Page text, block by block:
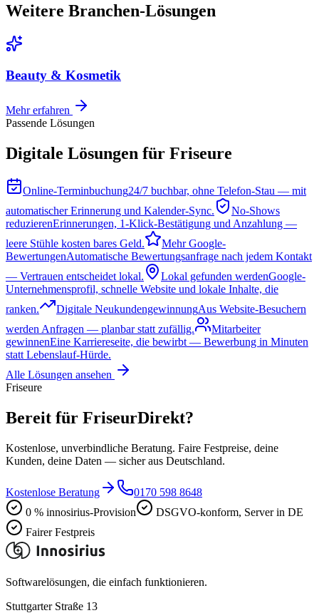
Weitere Branchen-Lösungen
Beauty & Kosmetik
Mehr erfahren
Passende Lösungen
Digitale Lösungen für Friseure
Online-Terminbuchung24/7 buchbar, ohne Telefon-Stau — mit
automatischer Erinnerung und Kalender-Sync.
No-Shows
reduzierenErinnerungen, 1-Klick-Bestätigung und Anzahlung —
leere Stühle kosten bares Geld.
Mehr Google-
BewertungenAutomatische Bewertungsanfrage nach jedem Kontakt
— Vertrauen entscheidet lokal.
Lokal gefunden werdenGoogle-
Unternehmensprofil, schnelle Website und lokale Inhalte, die
ranken.
Digitale NeukundengewinnungAus Website-Besuchern
werden Anfragen — planbar statt zufällig.
Mitarbeiter
gewinnenEine Karriereseite, die bewirbt — Bewerbung in Minuten
statt Lebenslauf-Hürde.
Alle Lösungen ansehen
Friseure
Bereit für FriseurDirekt?
Kostenlose, unverbindliche Beratung. Faire Festpreise, deine
Kunden, deine Daten — sicher aus Deutschland.
Kostenlose Beratung
0170 598 8648
0 % innosirius-Provision
DSGVO-konform, Server in DE
Fairer Festpreis
Softwarelösungen, die einfach funktionieren.
Stuttgarter Straße 13